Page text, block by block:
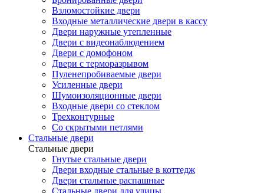
Взломостойкие двери
Входные металлические двери в кассу
Двери наружные утепленные
Двери с видеонаблюдением
Двери с домофоном
Двери с терморазрывом
Пуленепробиваемые двери
Усиленные двери
Шумоизоляционные двери
Входные двери со стеклом
Трехконтурные
Со скрытыми петлями
Стальные двери
Стальные двери
Гнутые стальные двери
Двери входные стальные в коттедж
Двери стальные распашные